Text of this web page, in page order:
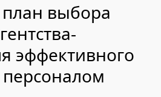
выбора
эффективного